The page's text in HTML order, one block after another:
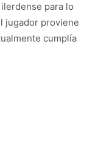
para lo
jugador proviene
cumplía